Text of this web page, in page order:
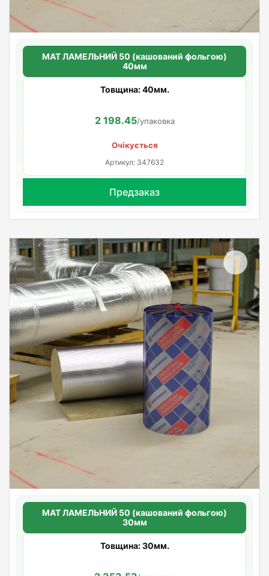
МАТ ЛАМЕЛЬНИЙ 50 (кашований фольгою)
40мм
Товщина: 40мм.
2 198.45/упаковка
Очікується
Артикул: 347632
Предзаказ
МАТ ЛАМЕЛЬНИЙ 50 (кашований фольгою)
30мм
Товщина: 30мм.